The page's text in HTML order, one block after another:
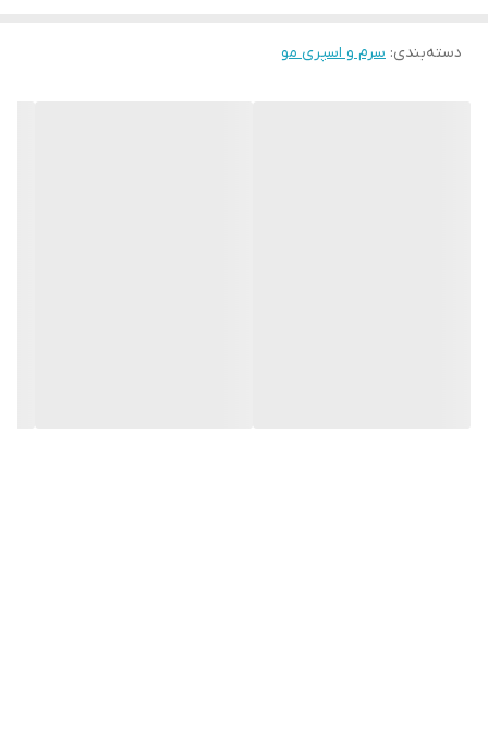
دسته‌بندی: سرم و اسپری مو